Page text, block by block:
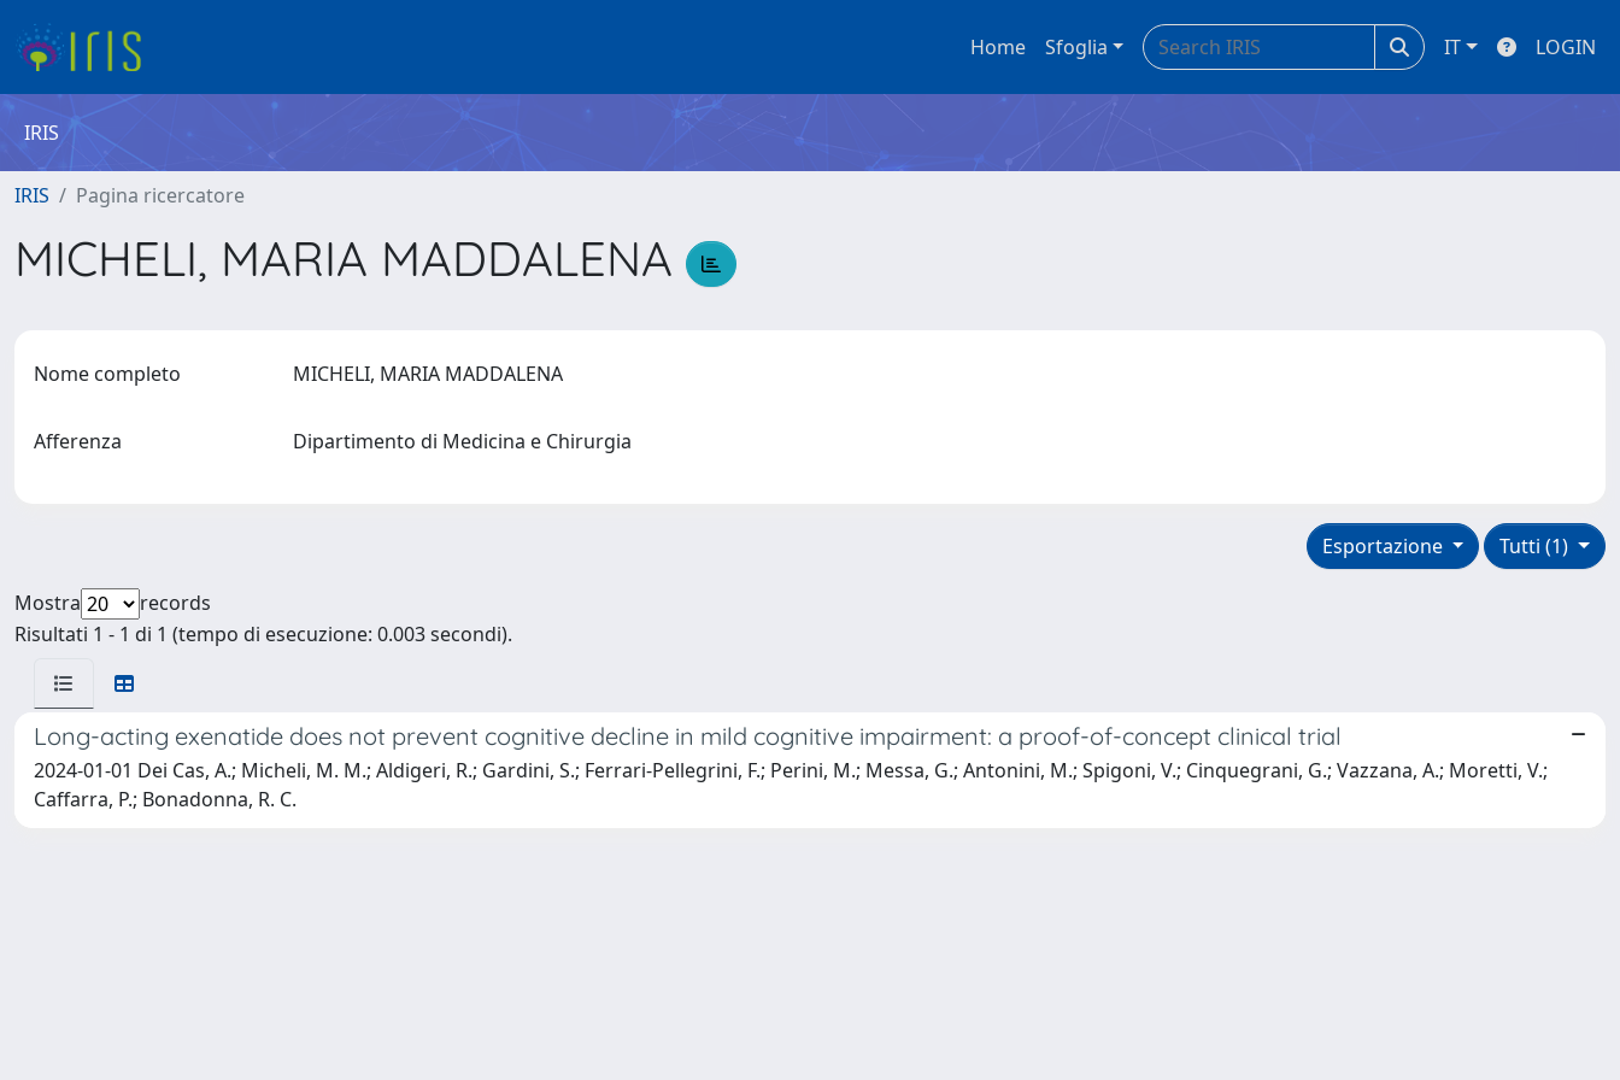
Home Sfoglia IT LOGIN
IRIS
IRIS Pagina ricercatore
MICHELI, MARIA MADDALENA
Nome completo MICHELI, MARIA MADDALENA
Afferenza Dipartimento di Medicina e Chirurgia
Tutti (1)
Esportazione
Mostra
records
Risultati 1 - 1 di 1 (tempo di esecuzione: 0.003 secondi).
Long-acting exenatide does not prevent cognitive decline in mild cognitive impairment: a proof-of-concept clinical trial
2024-01-01 Dei Cas, A.; Micheli, M. M.; Aldigeri, R.; Gardini, S.; Ferrari-Pellegrini, F.; Perini, M.; Messa, G.; Antonini, M.; Spigoni, V.; Cinquegrani, G.; Vazzana, A.; Moretti, V.;
Caffarra, P.; Bonadonna, R. C.